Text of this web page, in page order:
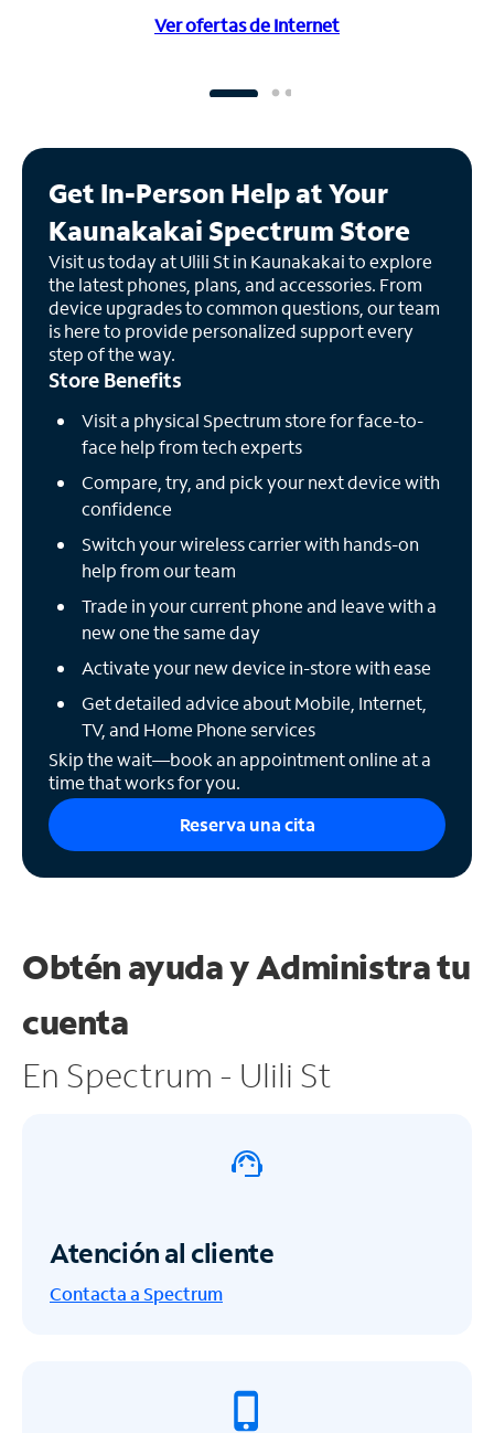
Ver ofertas de Internet
Get In-Person Help at Your
Kaunakakai Spectrum Store
Visit us today at Ulili St in Kaunakakai to explore
the latest phones, plans, and accessories. From
device upgrades to common questions, our team
is here to provide personalized support every
step of the way.
Store Benefits
Visit a physical Spectrum store for face-to-
face help from tech experts
Compare, try, and pick your next device with
confidence
Switch your wireless carrier with hands-on
help from our team
Trade in your current phone and leave with a
new one the same day
Activate your new device in-store with ease
Get detailed advice about Mobile, Internet,
TV, and Home Phone services
Skip the wait—book an appointment online at a
time that works for you.
Reserva una cita
Obtén ayuda yAdministra tu
cuenta
En Spectrum - Ulili St
Atención al cliente
Contacta a Spectrum